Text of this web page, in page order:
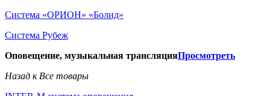
Система «ОРИОН» «Болид»
Система Рубеж
Оповещение, музыкальная трансляцияПросмотреть
Назад к Все товары